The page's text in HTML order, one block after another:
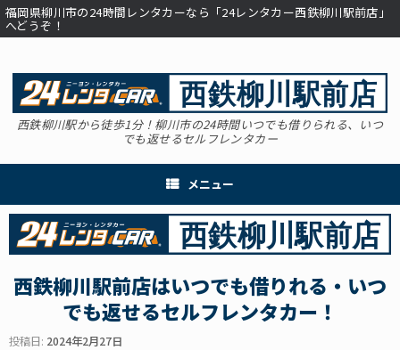
コ
ン
テ
プ
福岡県柳川市の24時間レンタカーなら「24レンタカー西鉄柳川駅前店」
へどうぞ！
西鉄柳川駅から徒歩1分！柳川市の24時間いつでも借りられる、いつ
でも返せるセルフレンタカー
メニュー
西鉄柳川駅前店はいつでも借りれる・いつ
でも返せるセルフレンタカー！
投稿日: 2024年2月27日